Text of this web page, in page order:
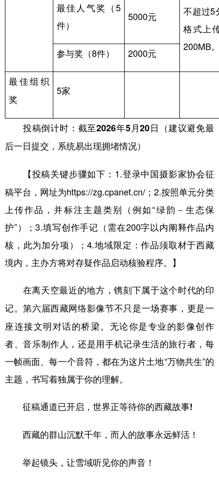
不超过5
格式上
200MB
最佳人气奖（5
件）
5000元
参与奖（8件） 2000元
最佳组织
奖
5家
投稿倒计时：截至2026年5月20日（建议避免最
后一日提交，系统易出现拥堵情况）
【投稿关键步骤如下： 1.登录中国摄影家协会征
稿平台，网址为https://zg.cpanet.cn/ ； 2.按照单元分类
上传作品，并标注主题类别（例如“绿韵－生态保
护”）；3.填写创作手记（需在200字以内阐释作品内
核，此为加分项）；4.地域限定：作品须取材于西藏
境内，主办方将对存疑作品启动核验程序。】
在离天空最近的地方，镌刻下属于这个时代的印
记。第六届西藏网络影像节不只是一场赛事，更是一
座连接文明对话的桥梁。无论你是专业的影像创作
者、音乐制作人，还是用手机记录生活的旅行者，每
一帧画面、每一个音符，都在为这片土地“万物共生”的
主题，书写着独属于你的理解。
征稿通道已开启，世界正等待你的西藏故事!
西藏的群山沉默千年，而人的故事永远鲜活！
举起镜头，让雪域听见你的声音！